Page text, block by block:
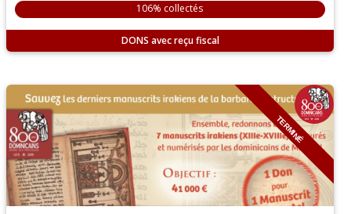
106% collectés
DONS
TERMINÉ